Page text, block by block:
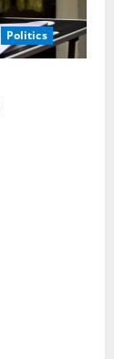
Politics